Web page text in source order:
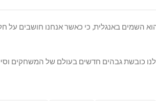
השמים באנגלית, כי כאשר אנחנו חושבים על
גבהים חדשים בעולם של המשחקים